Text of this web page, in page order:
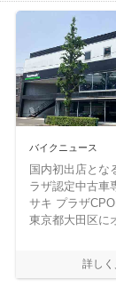
バイクニュース
国内初出店とな
ラザ認定中古車
サキ プラザ
東京都大田区に